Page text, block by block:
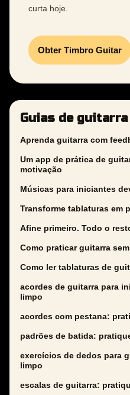
curta hoje.
Obter Timbro Guitar
Guias de guitarra
Aprenda guitarra com
Um app de prática de
motivação
Músicas para iniciantes
Transforme tablaturas em
Afine primeiro. Todo o
Como praticar guitarra
Como ler tablaturas de
acordes de guitarra para
limpo
acordes com pestana:
padrões de batida:
exercícios de dedos para
limpo
escalas de guitarra: